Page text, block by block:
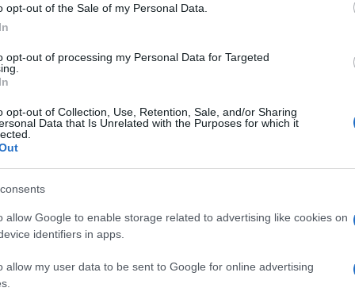
opt-out of the Sale of my Personal Data.
opt-out of processing my Personal Data for Targeted
opt-out of Collection, Use, Retention, Sale, and/or Sharing
Data that Is Unrelated with the Purposes for which it
allow Google to enable storage related to advertising like cookies on
identifiers in apps.
allow my user data to be sent to Google for online advertising
- 14:48
Πρώτη στη λίστα του
50 κορυφαίους προορισμούς για το
λόγους ξεχώρισε η «Πεταλούδα του Αιγαίου»
- 15:00